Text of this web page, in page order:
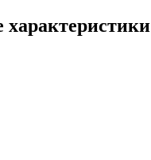
характеристики